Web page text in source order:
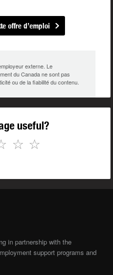
offre d’emploi
externe. Le
du Canada ne sont pas
ou de la fiabilité du contenu.
useful?
☆
☆
in partnership with the
support programs and